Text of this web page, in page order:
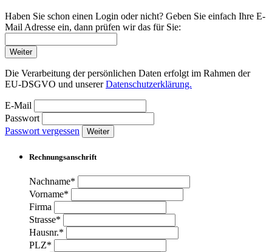
Haben Sie schon einen Login oder nicht? Geben Sie einfach Ihre E-
Mail Adresse ein, dann prüfen wir das für Sie:
Weiter
Die Verarbeitung der persönlichen Daten erfolgt im Rahmen der
EU-DSGVO und unsererDatenschutzerklärung.
E-Mail
Passwort
Passwort vergessen
Weiter
Rechnungsanschrift
Nachname*
Vorname*
Firma
Strasse*
Hausnr.*
PLZ*